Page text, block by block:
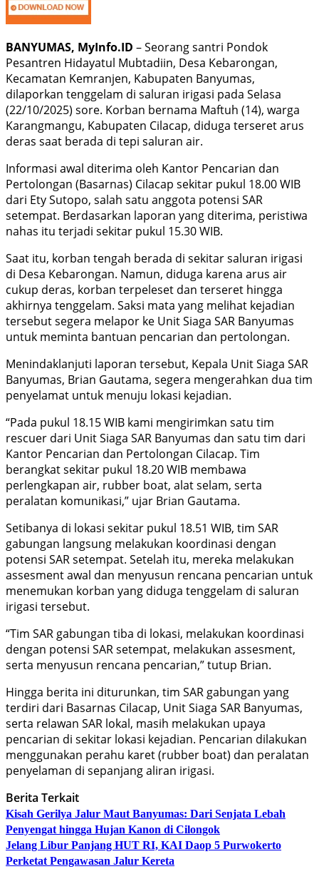
BANYUMAS, MyInfo.ID – Seorang santri Pondok
Pesantren Hidayatul Mubtadiin, Desa Kebarongan,
Kecamatan Kemranjen, Kabupaten Banyumas,
dilaporkan tenggelam di saluran irigasi pada Selasa
(22/10/2025) sore. Korban bernama Maftuh (14), warga
Karangmangu, Kabupaten Cilacap, diduga terseret arus
deras saat berada di tepi saluran air.
Informasi awal diterima oleh Kantor Pencarian dan
Pertolongan (Basarnas) Cilacap sekitar pukul 18.00 WIB
dari Ety Sutopo, salah satu anggota potensi SAR
setempat. Berdasarkan laporan yang diterima, peristiwa
nahas itu terjadi sekitar pukul 15.30 WIB.
Saat itu, korban tengah berada di sekitar saluran irigasi
di Desa Kebarongan. Namun, diduga karena arus air
cukup deras, korban terpeleset dan terseret hingga
akhirnya tenggelam. Saksi mata yang melihat kejadian
tersebut segera melapor ke Unit Siaga SAR Banyumas
untuk meminta bantuan pencarian dan pertolongan.
Menindaklanjuti laporan tersebut, Kepala Unit Siaga SAR
Banyumas, Brian Gautama, segera mengerahkan dua tim
penyelamat untuk menuju lokasi kejadian.
“Pada pukul 18.15 WIB kami mengirimkan satu tim
rescuer dari Unit Siaga SAR Banyumas dan satu tim dari
Kantor Pencarian dan Pertolongan Cilacap. Tim
berangkat sekitar pukul 18.20 WIB membawa
perlengkapan air, rubber boat, alat selam, serta
peralatan komunikasi,” ujar Brian Gautama.
Setibanya di lokasi sekitar pukul 18.51 WIB, tim SAR
gabungan langsung melakukan koordinasi dengan
potensi SAR setempat. Setelah itu, mereka melakukan
assesment awal dan menyusun rencana pencarian untuk
menemukan korban yang diduga tenggelam di saluran
irigasi tersebut.
“Tim SAR gabungan tiba di lokasi, melakukan koordinasi
dengan potensi SAR setempat, melakukan assesment,
serta menyusun rencana pencarian,” tutup Brian.
Hingga berita ini diturunkan, tim SAR gabungan yang
terdiri dari Basarnas Cilacap, Unit Siaga SAR Banyumas,
serta relawan SAR lokal, masih melakukan upaya
pencarian di sekitar lokasi kejadian. Pencarian dilakukan
menggunakan perahu karet (rubber boat) dan peralatan
penyelaman di sepanjang aliran irigasi.
Berita Terkait
Kisah Gerilya Jalur Maut Banyumas: Dari Senjata Lebah
Penyengat hingga Hujan Kanon di Cilongok
Jelang Libur Panjang HUT RI, KAI Daop 5 Purwokerto
Perketat Pengawasan Jalur Kereta